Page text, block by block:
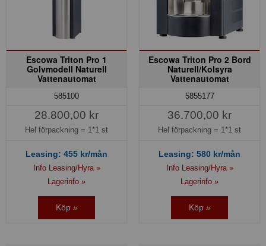
Escowa Triton Pro 1
Golvmodell Naturell
Vattenautomat
585100
28.800,00 kr
Hel förpackning = 1*1 st
Leasing: 455 kr/mån
Info Leasing/Hyra »
Lagerinfo »
Köp »
Escowa Triton Pro 2 Bord
Naturell/Kolsyra
Vattenautomat
5855177
36.700,00 kr
Hel förpackning = 1*1 st
Leasing: 580 kr/mån
Info Leasing/Hyra »
Lagerinfo »
Köp »